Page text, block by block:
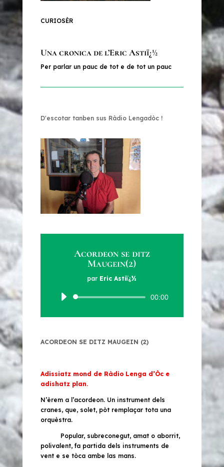
CURIOSÈR
Una cronica de l’Eric Astiï¿½
Per parlar un pauc de tot e de tot un pauc
D'escotar tanben sus Ràdio Lengadòc !
Acordeon se ditz
Maugein(2)
par Eric Astiï¿½
Lecteur
00:00
ACORDEON SE DITZ MAUGEIN (2)
Adissiatz mond de Ràdio Lenga d’Òc e
adishatz plan.
N’èrem a l’acordeon. Un instrument dels
cranes, que, solet, pòt remplaçar tota una
orquèstra.
Popular, subreconegut, amat o aborrit,
polivalent, fa partida dels instruments de
vent e se tòca ambe las mans.